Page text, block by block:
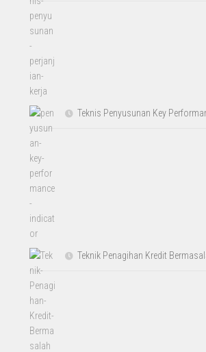
Teknis Penyusunan Key
Teknik Penagihan Kredit